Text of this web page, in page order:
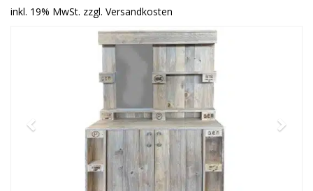
inkl. 19% MwSt. zzgl. Versandkosten